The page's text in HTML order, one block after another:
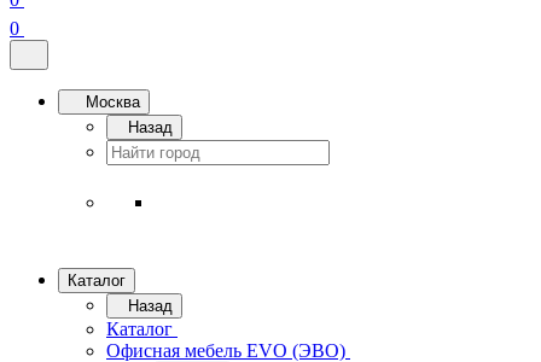
0
Москва
Назад
Каталог
Назад
Каталог
Офисная мебель EVO (ЭВО)